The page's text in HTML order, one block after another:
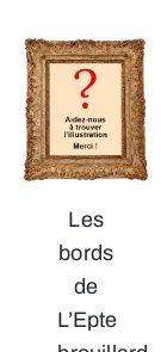
Les
bords
de
L’Epte